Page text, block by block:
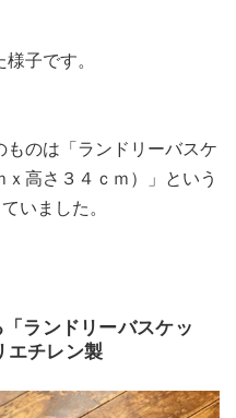
子です。
のは「ランドリーバスケ
高さ３４ｃｍ）」という
いました。
ランドリーバスケッ
エチレン製